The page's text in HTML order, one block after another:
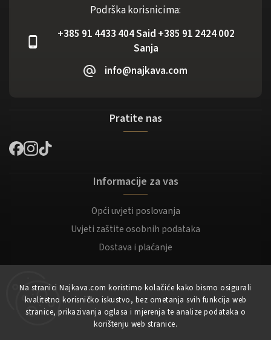
Na stranici Najkava.com koristimo kolačiće kako bismo osigurali
kvalitetno korisničko iskustvo, bez ometanja svih funkcija web
stranice, prikazivanja oglasa i mjerenja te analize podataka o
korištenju web stranice.
Podrška korisnicima:
+385 91 4433 404 Said +385 91 2424 002
Sanja
info@najkava.com
Pratite nas
Informacije za vas
Opći uvjeti poslovanja
Uvjeti zaštite osobnih podataka
Dostava i plaćanje
Moj račun
Registracija